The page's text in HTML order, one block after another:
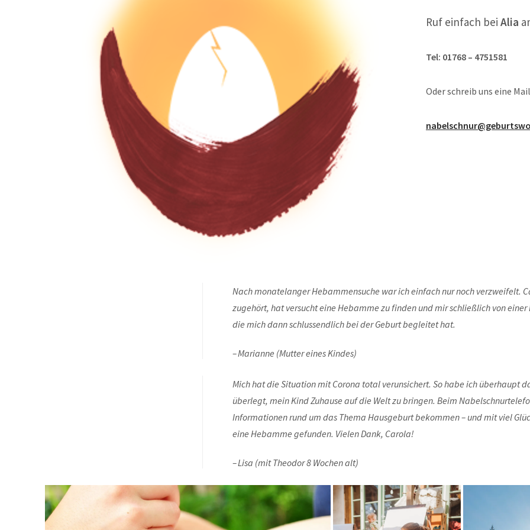
Ruf einfach bei Alia
Tel: 01768 – 4751581
Oder schreib uns eine Mail
Nach monatelanger Hebammensuche war ich einfach nur noch verzweifelt.
zugehört, hat versucht eine Hebamme zu finden und mir schließlich von einer
die mich dann schlussendlich bei der Geburt begleitet hat.
Marianne (Mutter eines Kindes)
Mich hat die Situation mit Corona total verunsichert. So habe ich überhaupt
überlegt, mein Kind Zuhause auf die Welt zu bringen. Beim
Informationen rund um das Thema Hausgeburt bekommen – und mit viel
eine Hebamme gefunden. Vielen Dank, Carola!
Lisa (mit Theodor 8 Wochen alt)